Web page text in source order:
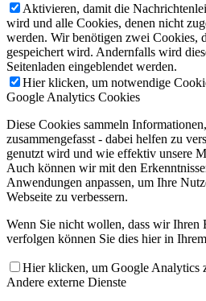
Aktivieren, damit die
wird und alle Cookies, denen nicht
werden. Wir benötigen zwei Cookies,
gespeichert wird. Andernfalls wird
Seitenladen eingeblendet werden.
Hier klicken, um notwendige
Google Analytics Cookies
Diese Cookies sammeln
zusammengefasst - dabei helfen zu
genutzt wird und wie effektiv unsere
Auch können wir mit den
Anwendungen anpassen, um Ihre
Webseite zu verbessern.
Wenn Sie nicht wollen, dass wir Ihren
verfolgen können Sie dies hier in
Hier klicken, um Google Analytics
Andere externe Dienste